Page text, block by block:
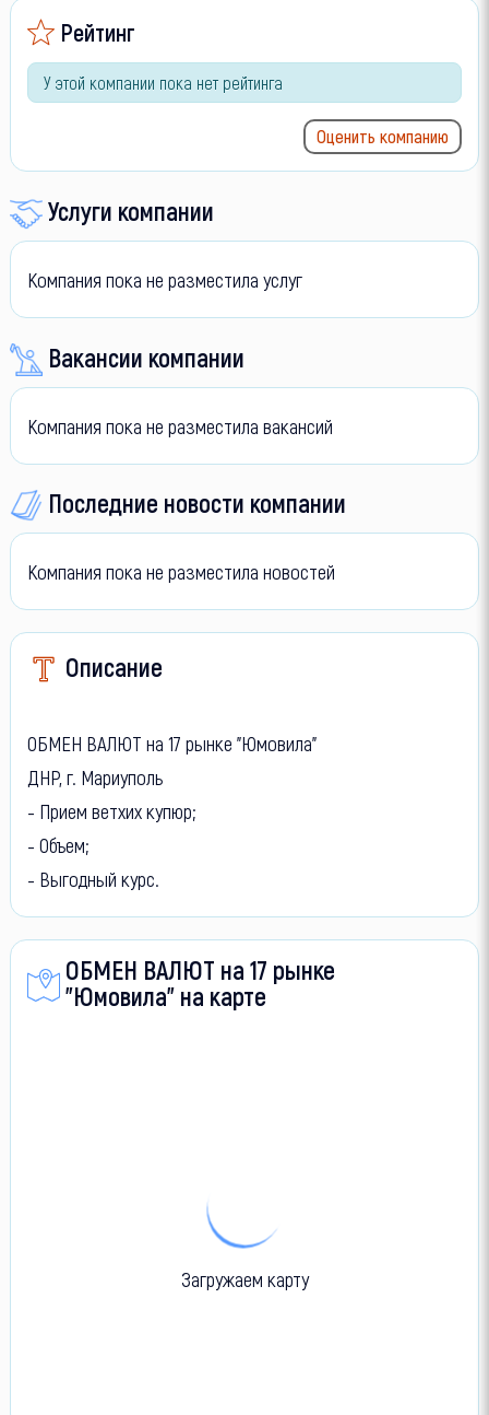
Рейтинг
У этой компании пока нет рейтинга
Оценить компанию
Услуги компании
Компания пока не разместила услуг
Вакансии компании
Компания пока не разместила вакансий
Последние новости компании
Компания пока не разместила новостей
Описание
ОБМЕН ВАЛЮТ на 17 рынке "Юмовила"
ДНР, г. Мариуполь
- Прием ветхих купюр;
- Объем;
- Выгодный курс.
ОБМЕН ВАЛЮТ на 17 рынке
"Юмовила" на карте
Загружаем карту